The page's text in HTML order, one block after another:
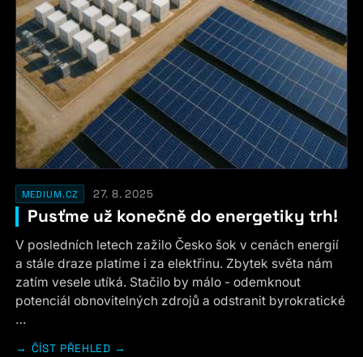
MEDIUM.CZ 27. 8. 2025
Pusťme už konečně do energetiky trh!
V posledních letech zažilo Česko šok v cenách energií
a stále draze platíme i za elektřinu. Zbytek světa nám
zatím vesele utíká. Stačilo by málo - odemknout
potenciál obnovitelných zdrojů a odstranit byrokratické
…
ČÍST PŘEHLED →